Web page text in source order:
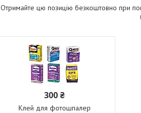
Отримайте цю позицію безкоштовно при
300 ₴
Клей для фотошпалер